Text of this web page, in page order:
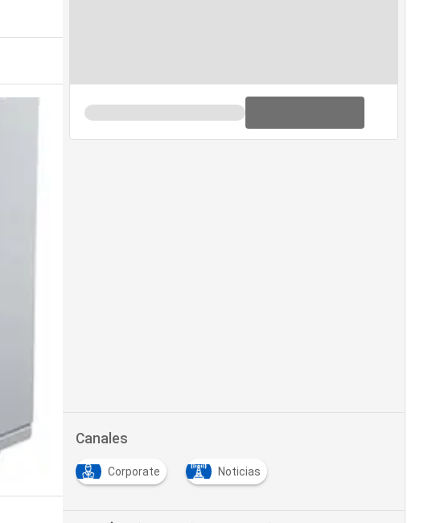
Canales
Corporate Noticias